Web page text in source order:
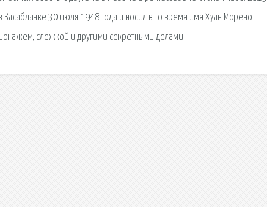
30 июля 1948 года и носил в то время имя Хуан Морено.
слежкой и другими секретными делами.